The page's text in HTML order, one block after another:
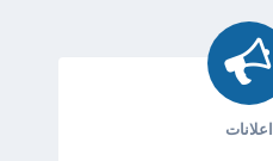
اعلانات